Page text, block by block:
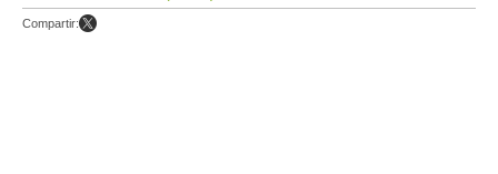
Compartir: